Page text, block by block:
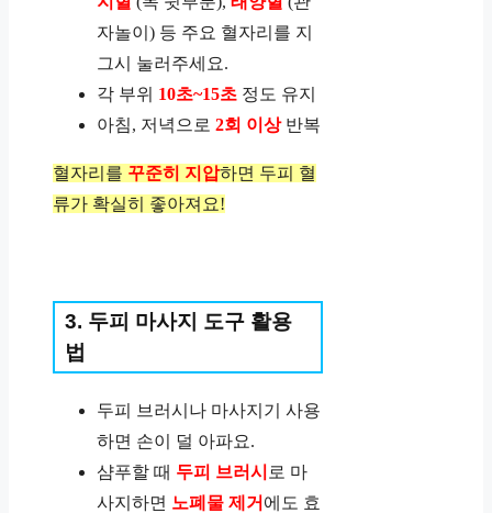
자놀이) 등 주요 혈자리를 지
그시 눌러주세요.
각 부위 10초~15초 정도 유지
아침, 저녁으로 2회 이상반복
혈자리를 꾸준히 지압하면 두피 혈
류가 확실히 좋아져요!
3. 두피 마사지 도구 활용
법
두피 브러시나 마사지기 사용
하면 손이 덜 아파요.
샴푸할 때 두피 브러시 로 마
사지하면 노폐물 제거 에도 효